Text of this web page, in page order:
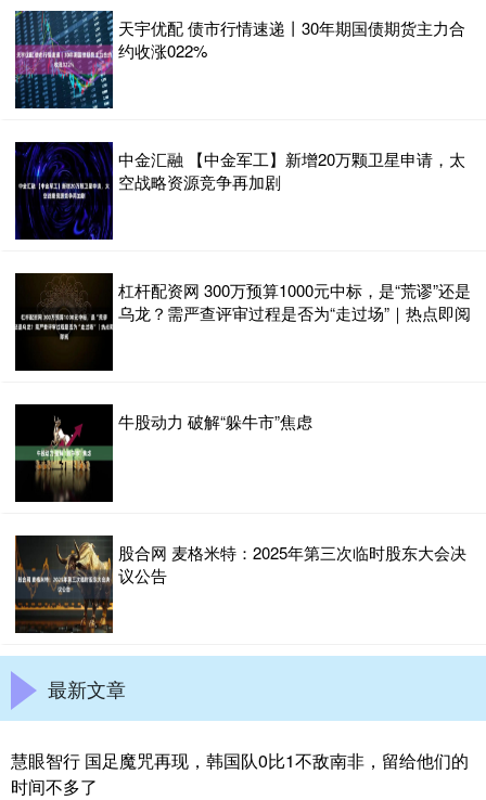
天宇优配 债市行情速递丨30年期国债期货主力合
约收涨022%
中金汇融 【中金军工】新增20万颗卫星申请，太
空战略资源竞争再加剧
杠杆配资网 300万预算1000元中标，是“荒谬”还是
乌龙？需严查评审过程是否为“走过场”｜热点即阅
牛股动力 破解“躲牛市”焦虑
股合网 麦格米特：2025年第三次临时股东大会决
议公告
最新文章
慧眼智行 国足魔咒再现，韩国队0比1不敌南非，留给他们的
时间不多了